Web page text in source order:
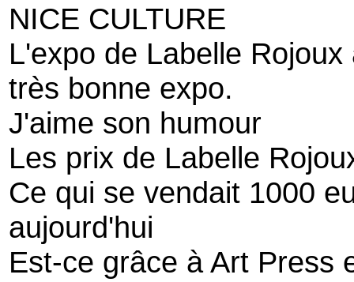
NICE CULTURE
L'expo de Labelle
très bonne expo.
J'aime son humour
Les prix de Labelle
Ce qui se vendait 1000
aujourd'hui
Est-ce grâce à Art Press